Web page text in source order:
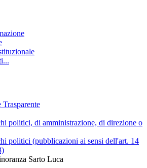
politici, di amministrazione, di direzione o
politici (pubblicazioni ai sensi dell'art. 14
Sarto Luca